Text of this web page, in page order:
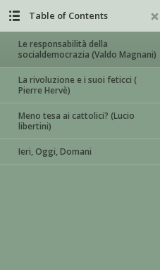
Table of Contents
Le responsabilità della
socialdemocrazia (Valdo Magnani)
La rivoluzione e i suoi feticci (
Pierre Hervè)
Meno tesa ai cattolici? (Lucio
libertini)
Ieri, Oggi, Domani